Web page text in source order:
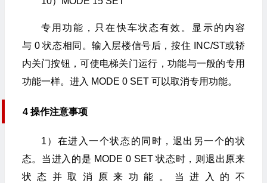
专用功能，只在快车状态有效。显示的内容
与 0 状态相同。输入层楼信号后，按住 INC/ST或轿
内关门按钮，可使电梯关门运行，功能与一般的专用
功能一样。进入 MODE 0 SET 可以取消专用功能。
4 操作注意事项
1）在进入一个状态的同时，退出另一个的状
态。当进入的是 MODE 0 SET 状态时，则退出原来
状态并取消原来功能。当进入的不